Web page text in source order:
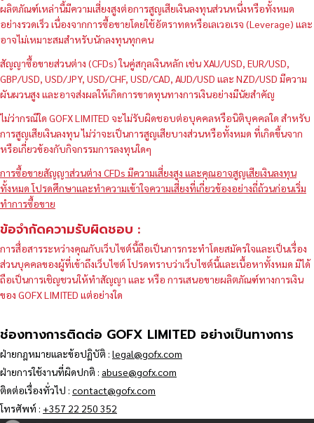
ผลิตภัณฑ์เหล่านี้มีความเสี่ยงสูงต่อการสูญเสียเงินลงทุนส่วนหนึ่งหรือทั้งหมด
อย่างรวดเร็ว เนื่องจากการซื้อขายโดยใช้อัตราทดหรือเลเวอเรจ (Leverage) และ
อาจไม่เหมาะสมสำหรับนักลงทุนทุกคน
สัญญาซื้อขายส่วนต่าง (CFDs) ในคู่สกุลเงินหลัก เช่น XAU/USD, EUR/USD,
GBP/USD, USD/JPY, USD/CHF, USD/CAD, AUD/USD และ NZD/USD มีความ
ผันผวนสูง และอาจส่งผลให้เกิดการขาดทุนทางการเงินอย่างมีนัยสำคัญ
ไม่ว่ากรณีใด GOFX LIMITED จะไม่รับผิดชอบต่อบุคคลหรือนิติบุคคลใด สำหรับ
การสูญเสียเงินลงทุน ไม่ว่าจะเป็นการสูญเสียบางส่วนหรือทั้งหมด ที่เกิดขึ้นจาก
หรือเกี่ยวข้องกับกิจกรรมการลงทุนใดๆ
การซื้อขายสัญญาส่วนต่าง CFDs มีความเสี่ยงสูง และคุณอาจสูญเสียเงินลงทุน
ทั้งหมด โปรดศึกษาและทำความเข้าใจความเสี่ยงที่เกี่ยวข้องอย่างถี่ถ้วนก่อนเริ่ม
ทำการซื้อขาย
ข้อจำกัดความรับผิดชอบ :
การสื่อสารระหว่างคุณกับเว็บไซต์นี้ถือเป็นการกระทำโดยสมัครใจและเป็นเรื่อง
ส่วนบุคคลของผู้ที่เข้าถึงเว็บไซต์ โปรดทราบว่าเว็บไซต์นี้และเนื้อหาทั้งหมด มิได้
ถือเป็นการเชิญชวนให้ทำสัญญา และ หรือ การเสนอขายผลิตภัณฑ์ทางการเงิน
ของ GOFX LIMITED แต่อย่างใด
ช่องทางการติดต่อ GOFX LIMITED อย่างเป็นทางการ
ฝ่ายกฎหมายและข้อปฏิบัติ : legal@gofx.com
ฝ่ายการใช้งานที่ผิดปกติ : abuse@gofx.com
ติดต่อเรื่องทั่วไป : contact@gofx.com
โทรศัพท์ : +357 22 250 352